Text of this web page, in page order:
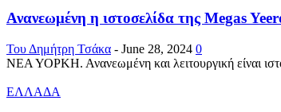
Ανανεωμένη η ιστοσελίδα της Megas
Του Δημήτρη Τσάκα - June 28, 2024 0
ΝΕΑ ΥΟΡΚΗ. Ανανεωμένη και λειτουργική είναι
ΕΛΛΑΔΑ